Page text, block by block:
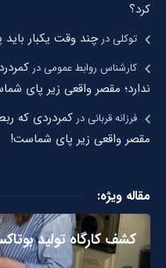
کرد؟
توکلیدرچند وقت یکبار
کارشناس روابط عمومیدر
ندارد؛ مقصر واقعی زیر پای
فرزانه قربانیدر کمردردی که
مقصر واقعی زیر پای شماست!
مقاله ویژه:
کشف کارگاه تولید